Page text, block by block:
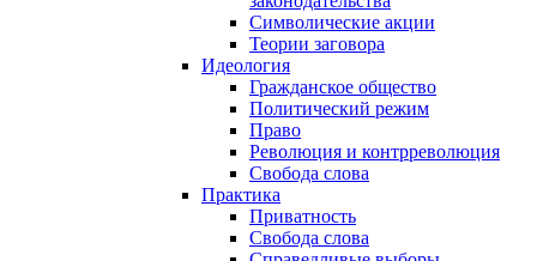
Символические акции
Теории заговора
Идеология
Гражданское общество
Политический режим
Право
Революция и контрреволюция
Свобода слова
Практика
Приватность
Свобода слова